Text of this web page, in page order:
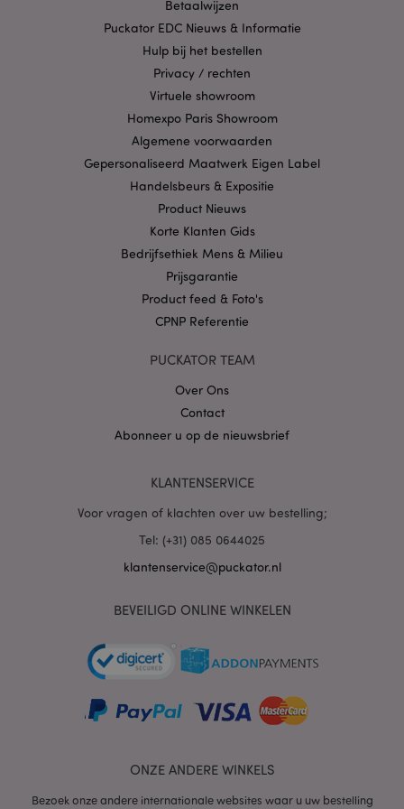
Betaalwijzen
Puckator EDC Nieuws & Informatie
Hulp bij het bestellen
Privacy / rechten
Virtuele showroom
Homexpo Paris Showroom
Algemene voorwaarden
Gepersonaliseerd Maatwerk Eigen Label
Handelsbeurs & Expositie
Product Nieuws
Korte Klanten Gids
Bedrijfsethiek Mens & Milieu
Prijsgarantie
Product feed & Foto's
CPNP Referentie
PUCKATOR TEAM
Over Ons
Contact
Abonneer u op de nieuwsbrief
KLANTENSERVICE
Voor vragen of klachten over uw bestelling;
Tel: (+31) 085 0644025
klantenservice@puckator.nl
BEVEILIGD ONLINE WINKELEN
ONZE ANDERE WINKELS
Bezoek onze andere internationale websites waar u uw bestelling
strikt noodzakelijke cookies kan de website niet
X-Magento-Vary
mage-cache-storage
mage-cache-sessid
www.puckator.nl
Privacybeleid van